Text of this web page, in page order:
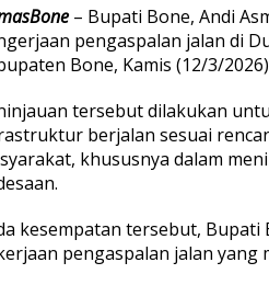
i
j
a
P
e
g
a
p
a
– Bupati Bone, Andi
pengaspalan jalan di
Bone, Kamis (12/3/
tersebut dilakukan
berjalan sesuai
khususnya dalam
kesempatan tersebut,
pengaspalan jalan